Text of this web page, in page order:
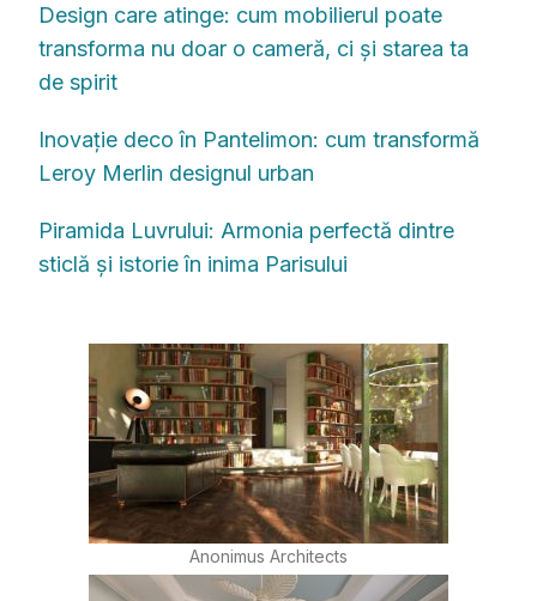
Design care atinge: cum mobilierul poate
transforma nu doar o cameră, ci și starea ta
de spirit
Inovație deco în Pantelimon: cum transformă
Leroy Merlin designul urban
Piramida Luvrului: Armonia perfectă dintre
sticlă și istorie în inima Parisului
Anonimus Architects